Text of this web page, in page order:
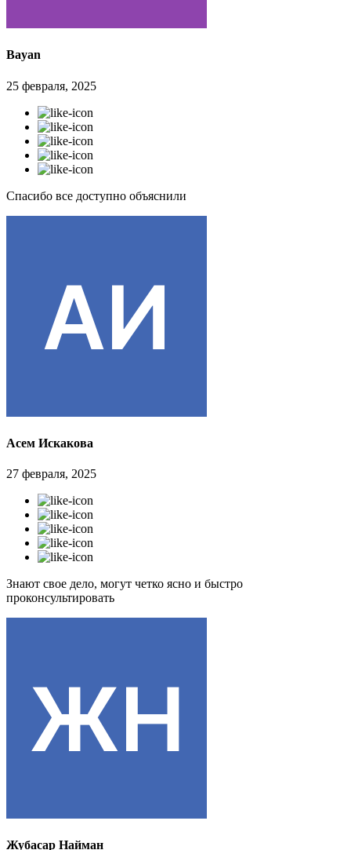
Bayan
25 февраля, 2025
Спасибо все доступно объяснили
Асем Искакова
27 февраля, 2025
Знают свое дело, могут четко ясно и быстро
проконсультировать
Жубасар Найман